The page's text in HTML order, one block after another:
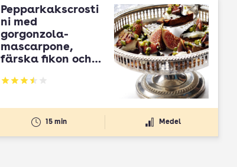
Pepparkakscrosti
ni med
gorgonzola-
mascarpone,
färska fikon och
Betyg: 3.5 av 5
15 min Medel